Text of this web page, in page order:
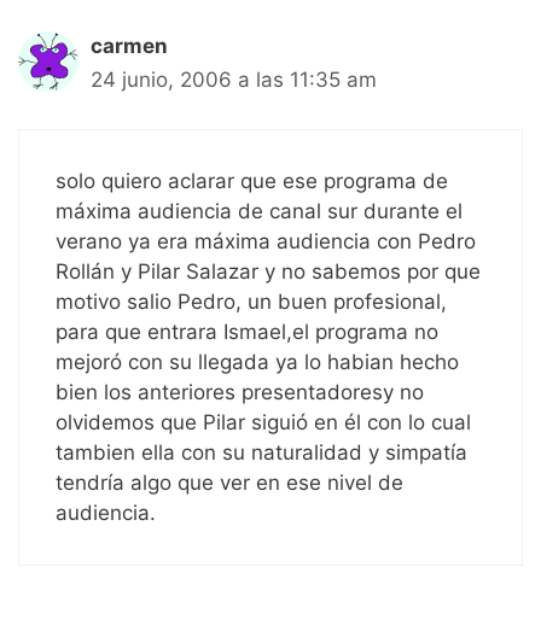
carmen
24 junio, 2006 a las 11:35 am
solo quiero aclarar que ese programa de
máxima audiencia de canal sur durante el
verano ya era máxima audiencia con Pedro
Rollán y Pilar Salazar y no sabemos por que
motivo salio Pedro, un buen profesional,
para que entrara Ismael,el programa no
mejoró con su llegada ya lo habian hecho
bien los anteriores presentadoresy no
olvidemos que Pilar siguió en él con lo cual
tambien ella con su naturalidad y simpatía
tendría algo que ver en ese nivel de
audiencia.